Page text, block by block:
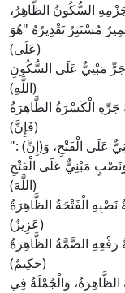
السُّكُونُ الظَّاهِرُ،
مُسْتَتِرٌ تَقْدِيرُهُ "هُوَ
(عَلَى)
(اللَّهِ)
(فَإِنَّ)
"
عَلَى الْفَتْحِ، وَ(إِنَّ) :
(اللَّهَ)
(عَزِيزٌ)
(حَكِيمٌ)
وَالْجُمْلَةُ فِي